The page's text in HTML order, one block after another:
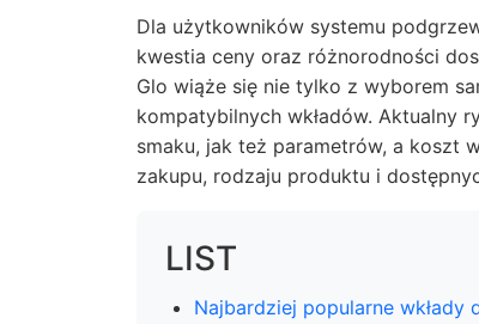
Dla użytkowników systemu
kwestia ceny oraz różnorodności
Glo wiąże się nie tylko z wyborem
kompatybilnych wkładów. Aktualny
smaku, jak też parametrów, a koszt
zakupu, rodzaju produktu i
LIST
Najbardziej popularne